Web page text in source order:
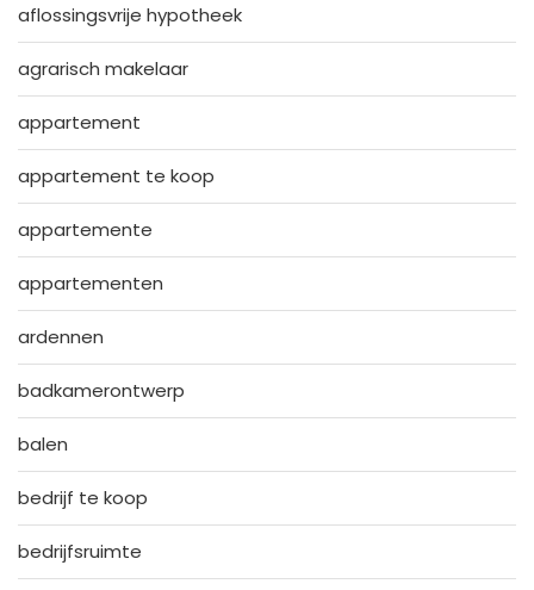
aflossingsvrije hypotheek
agrarisch makelaar
appartement
appartement te koop
appartemente
appartementen
ardennen
badkamerontwerp
balen
bedrijf te koop
bedrijfsruimte